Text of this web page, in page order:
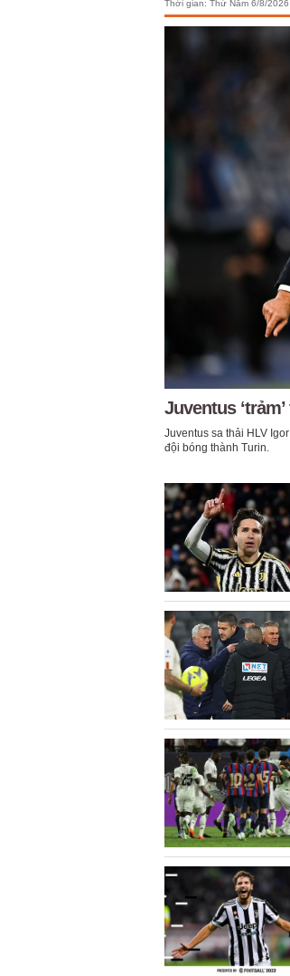
Thời gian: Thứ Năm 6/8/
Juventus
Juventus sa thải HLV
đội bóng thành Turin.